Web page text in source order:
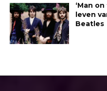
‘Man
leven
Beatles